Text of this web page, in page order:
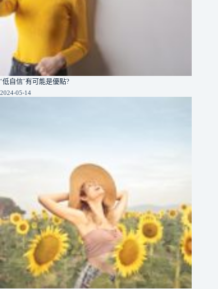
‘低自信’有可能是優點?
2024-05-14